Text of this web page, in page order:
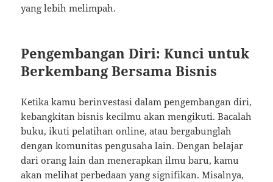
yang lebih melimpah.
Pengembangan Diri: Kunci untuk
Berkembang Bersama Bisnis
Ketika kamu berinvestasi dalam pengembangan diri,
kebangkitan bisnis kecilmu akan mengikuti. Bacalah
buku, ikuti pelatihan online, atau bergabunglah
dengan komunitas pengusaha lain. Dengan belajar
dari orang lain dan menerapkan ilmu baru, kamu
akan melihat perbedaan yang signifikan. Misalnya,